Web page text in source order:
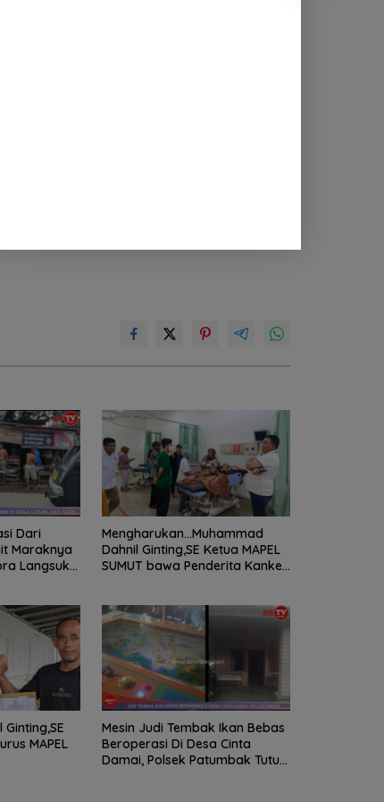
Dari
Maraknya
Langsuk
Mengharukan…Muhammad
Dahnil Ginting,SE Ketua MAPEL
SUMUT bawa Penderita Kanker
MAPEL
Mesin Judi Tembak Ikan Bebas
Beroperasi Di Desa Cinta
Damai, Polsek Patumbak Tutup